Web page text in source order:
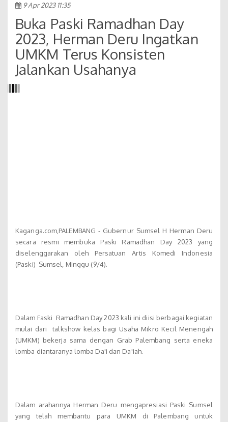
9 Apr 2023 11:35
Buka Paski Ramadhan Day
2023, Herman Deru Ingatkan
UMKM Terus Konsisten
Jalankan Usahanya
Kaganga.com,PALEMBANG - Gubernur Sumsel H Herman Deru
secara resmi membuka Paski Ramadhan Day 2023 yang
diselenggarakan oleh Persatuan Artis Komedi Indonesia
(Paski) Sumsel, Minggu (9/4).
Dalam Faski Ramadhan Day 2023 kali ini diisi berbagai kegiatan
mulai dari talkshow kelas bagi Usaha Mikro Kecil Menengah
(UMKM) bekerja sama dengan Grab Palembang serta eneka
lomba diantaranya lomba Da'i dan Da'iah.
Dalam arahannya Herman Deru mengapresiasi Paski Sumsel
yang telah membantu para UMKM di Palembang untuk